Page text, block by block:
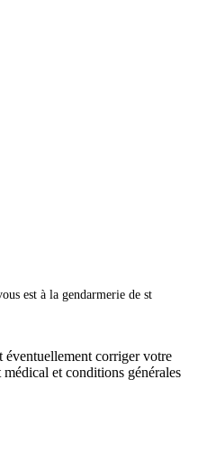
est à la gendarmerie de st
éventuellement corriger votre
et conditions générales